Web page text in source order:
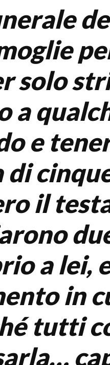
solo
a
e
di
il
a lei,
in
tutti